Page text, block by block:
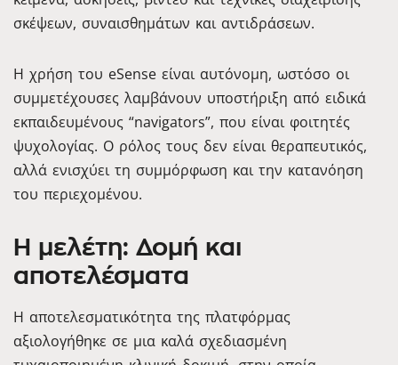
σκέψεων, συναισθημάτων και αντιδράσεων.
Η χρήση του eSense είναι αυτόνομη, ωστόσο οι
συμμετέχουσες λαμβάνουν υποστήριξη από ειδικά
εκπαιδευμένους “navigators”, που είναι φοιτητές
ψυχολογίας. Ο ρόλος τους δεν είναι θεραπευτικός,
αλλά ενισχύει τη συμμόρφωση και την κατανόηση
του περιεχομένου.
Η μελέτη: Δομή και
αποτελέσματα
Η αποτελεσματικότητα της πλατφόρμας
αξιολογήθηκε σε μια καλά σχεδιασμένη